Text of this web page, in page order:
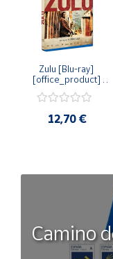
Zulu [Blu-ray]
[office_product]
12,70 €
Camino